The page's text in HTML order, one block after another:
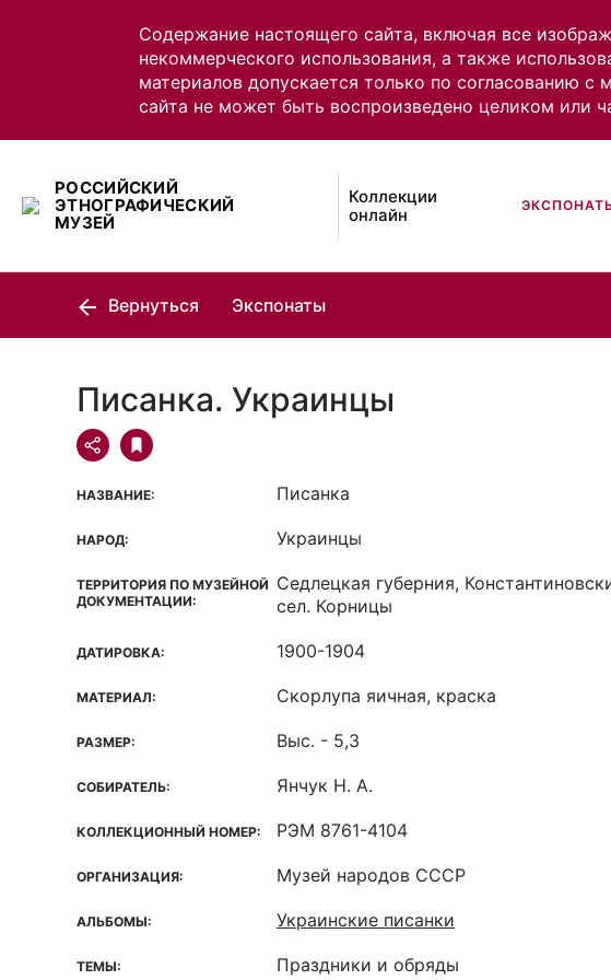
Содержание настоящего сайта, включая все
некоммерческого использования, а также
материалов допускается только по согласованию
сайта не может быть воспроизведено целиком или
РОССИЙСКИЙ
ЭТНОГРАФИЧЕСКИЙ
МУЗЕЙ
Коллекции
онлайн
Вернуться Экспонаты
Писанка. Украинцы
НАЗВАНИЕ: Писанка
НАРОД: Украинцы
ТЕРРИТОРИЯ ПО МУЗЕЙНОЙ
ДОКУМЕНТАЦИИ:
Седлецкая губерния,
сел. Корницы
ДАТИРОВКА: 1900-1904
МАТЕРИАЛ: Скорлупа яичная, краска
РАЗМЕР: Выс. - 5,3
СОБИРАТЕЛЬ: Янчук Н. А.
КОЛЛЕКЦИОННЫЙ НОМЕР: РЭМ 8761-4104
ОРГАНИЗАЦИЯ: Музей народов СССР
АЛЬБОМЫ: Украинские писанки
ТЕМЫ: Праздники и обряды